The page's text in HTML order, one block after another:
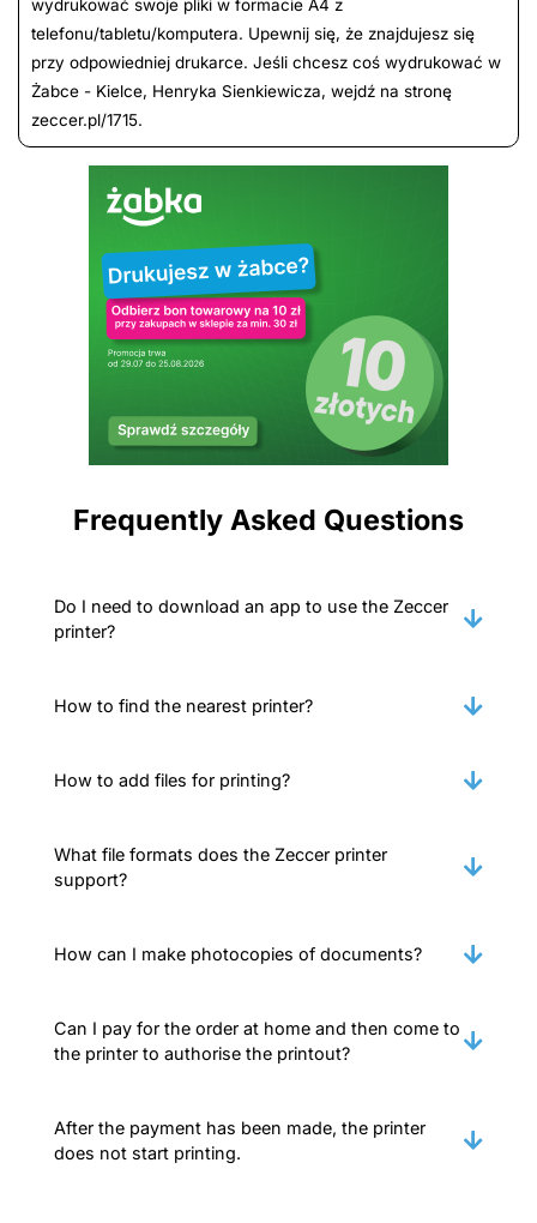
wydrukować swoje pliki w formacie A4 z
telefonu/tabletu/komputera. Upewnij się, że znajdujesz się
przy odpowiedniej drukarce. Jeśli chcesz coś wydrukować w
Żabce - Kielce, Henryka Sienkiewicza, wejdź na stronę
zeccer.pl/1715.
Frequently Asked Questions
Do I need to download an app to use the Zeccer
printer?
How to find the nearest printer?
How to add files for printing?
What file formats does the Zeccer printer
support?
How can I make photocopies of documents?
Can I pay for the order at home and then come to
the printer to authorise the printout?
After the payment has been made, the printer
does not start printing.